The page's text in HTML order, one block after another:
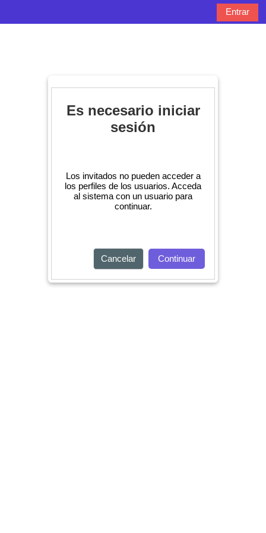
Entrar
Es necesario iniciar
sesión
Los invitados no pueden acceder a
los perfiles de los usuarios. Acceda
al sistema con un usuario para
continuar.
Cancelar Continuar